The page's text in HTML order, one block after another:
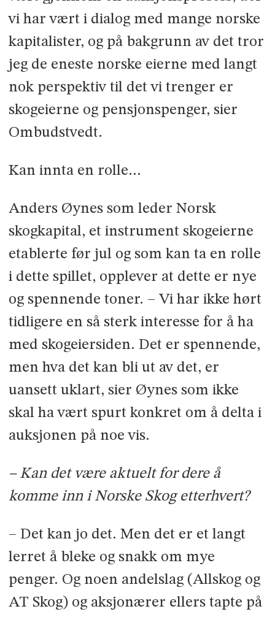
vi har vært i dialog med mange norske
kapitalister, og på bakgrunn av det tror
jeg de eneste norske eierne med langt
nok perspektiv til det vi trenger er
skogeierne og pensjonspenger, sier
Ombudstvedt.
Kan innta en rolle…
Anders Øynes som leder Norsk
skogkapital, et instrument skogeierne
etablerte før jul og som kan ta en rolle
i dette spillet, opplever at dette er nye
og spennende toner. – Vi har ikke hørt
tidligere en så sterk interesse for å ha
med skogeiersiden. Det er spennende,
men hva det kan bli ut av det, er
uansett uklart, sier Øynes som ikke
skal ha vært spurt konkret om å delta i
auksjonen på noe vis.
– Kan det være aktuelt for dere å
komme inn i Norske Skog etterhvert?
– Det kan jo det. Men det er et langt
lerret å bleke og snakk om mye
penger. Og noen andelslag (Allskog og
AT Skog) og aksjonærer ellers tapte på